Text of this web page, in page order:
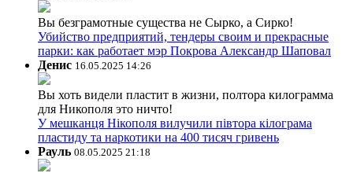
Вы безграмотные существа не Сырко, а Сирко!
Убийство предприятий, тендеры своим и прекрасные
парки: как работает мэр Покрова Александр Шаповал
Денис 16.05.2025 14:26
Вы хоть видели пластит в жизни, полтора килограмма
для Никополя это ничто!
У мешканця Нікополя вилучили півтора кілограма
пластиду та наркотики на 400 тисяч гривень
Рауль 08.05.2025 21:18